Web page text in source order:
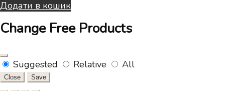
Додати в кошик
Change Free Products
Suggested Relative All
Close Save